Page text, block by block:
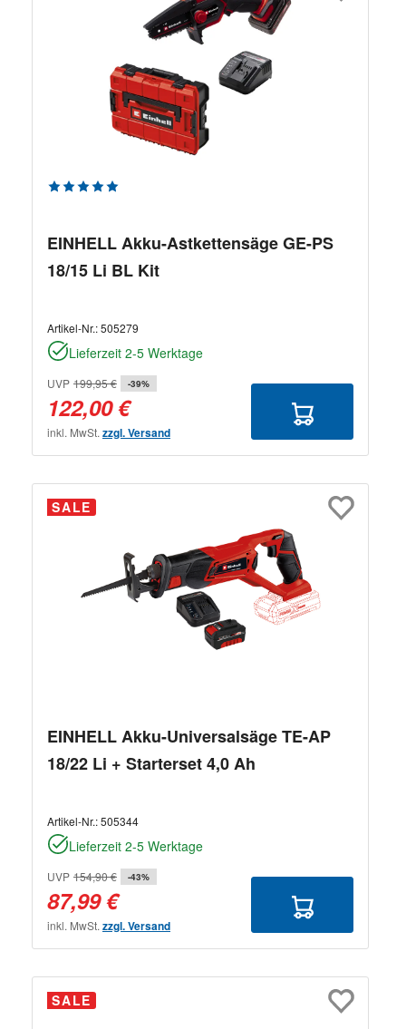
Durchschnittliche Bewertung von 5 von 5 Sternen
EINHELL Akku-Astkettensäge GE-PS
18/15 Li BL Kit
Artikel-Nr.:505279
Lieferzeit 2-5 Werktage
UVP 199,95 € -39%
122,00 €
inkl. MwSt. zzgl. Versand
SALE
EINHELL Akku-Universalsäge TE-AP
18/22 Li + Starterset 4,0 Ah
Artikel-Nr.:505344
Lieferzeit 2-5 Werktage
UVP 154,90 € -43%
87,99 €
inkl. MwSt. zzgl. Versand
SALE